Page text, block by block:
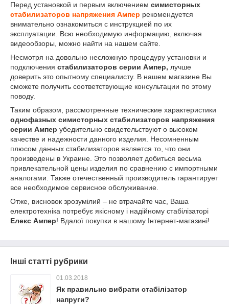
Перед установкой и первым включением симисторных
стабилизаторов напряжения Ампер рекомендуется
внимательно ознакомиться с инструкцией по их
эксплуатации. Всю необходимую информацию, включая
видеообзоры, можно найти на нашем сайте.
Несмотря на довольно несложную процедуру установки и
подключения стабилизаторов серии Ампер, лучше
доверить это опытному специалисту. В нашем магазине Вы
сможете получить соответствующие консультации по этому
поводу.
Таким образом, рассмотренные технические характеристики
однофазных симисторных стабилизаторов напряжения
серии Ампер убедительно свидетельствуют о высоком
качестве и надежности данного изделия. Несомненным
плюсом данных стабилизаторов является то, что они
произведены в Украине. Это позволяет добиться весьма
привлекательной цены изделия по сравнению с импортными
аналогами. Также отечественный производитель гарантирует
все необходимое сервисное обслуживание.
Отже, висновок зрозумілий – не втрачайте час, Ваша
електротехніка потребує якісному і надійному стабілізаторі
Елекс Ампер! Вдалої покупки в нашому Інтернет-магазині!
Інші статті рубрики
01.03.2018
Як правильно вибрати стабілізатор
напруги?